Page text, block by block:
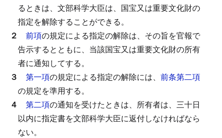
るときは、文部科学大臣は、国宝又は重要文化財の
指定を解除することができる。
２ 前項の規定による指定の解除は、その旨を官報で
告示するとともに、当該国宝又は重要文化財の所有
者に通知してする。
３ 第一項の規定による指定の解除には、 前条第二項
の規定を準用する。
４ 第二項の通知を受けたときは、所有者は、三十日
以内に指定書を文部科学大臣に返付しなければなら
ない。